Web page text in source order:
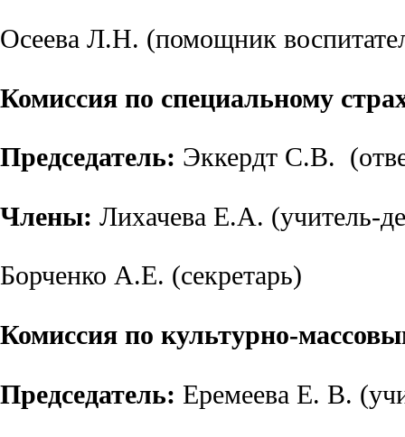
Осеева Л.Н. (помощник
Комиссия по специальному
Председатель: Эккердт С.В.
Члены: Лихачева Е.А. (учитель-
Борченко А.Е. (секретарь)
Комиссия по культурно-
Председатель: Еремеева Е. В.